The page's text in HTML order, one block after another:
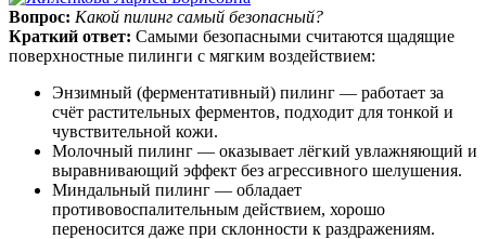
Вопрос: Какой пилинг самый безопасный?
Краткий ответ: Самыми безопасными считаются щадящие
поверхностные пилинги с мягким воздействием:
Энзимный (ферментативный) пилинг — работает за
счёт растительных ферментов, подходит для тонкой и
чувствительной кожи.
Молочный пилинг — оказывает лёгкий увлажняющий и
выравнивающий эффект без агрессивного шелушения.
Миндальный пилинг — обладает
противовоспалительным действием, хорошо
переносится даже при склонности к раздражениям.